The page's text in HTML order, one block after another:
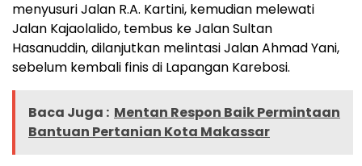
menyusuri Jalan R.A. Kartini, kemudian melewati
Jalan Kajaolalido, tembus ke Jalan Sultan
Hasanuddin, dilanjutkan melintasi Jalan Ahmad Yani,
sebelum kembali finis di Lapangan Karebosi.
Baca Juga : Mentan Respon Baik Permintaan
Bantuan Pertanian Kota Makassar